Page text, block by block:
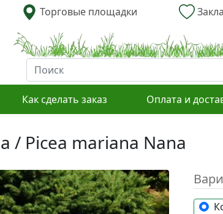
Торговые площадки
Как сделать заказ Оплата и
/ Picea mariana Nana